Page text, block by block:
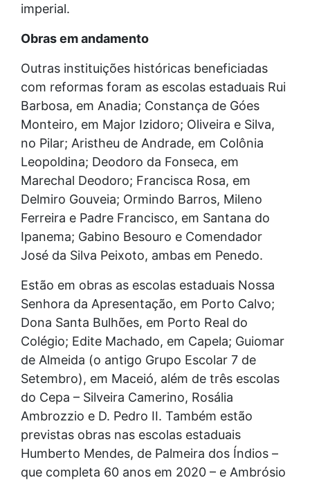
imperial.
Obras em andamento
Outras instituições históricas beneficiadas
com reformas foram as escolas estaduais Rui
Barbosa, em Anadia; Constança de Góes
Monteiro, em Major Izidoro; Oliveira e Silva,
no Pilar; Aristheu de Andrade, em Colônia
Leopoldina; Deodoro da Fonseca, em
Marechal Deodoro; Francisca Rosa, em
Delmiro Gouveia; Ormindo Barros, Mileno
Ferreira e Padre Francisco, em Santana do
Ipanema; Gabino Besouro e Comendador
José da Silva Peixoto, ambas em Penedo.
Estão em obras as escolas estaduais Nossa
Senhora da Apresentação, em Porto Calvo;
Dona Santa Bulhões, em Porto Real do
Colégio; Edite Machado, em Capela; Guiomar
de Almeida (o antigo Grupo Escolar 7 de
Setembro), em Maceió, além de três escolas
do Cepa – Silveira Camerino, Rosália
Ambrozzio e D. Pedro II. Também estão
previstas obras nas escolas estaduais
Humberto Mendes, de Palmeira dos Índios –
que completa 60 anos em 2020 – e Ambrósio